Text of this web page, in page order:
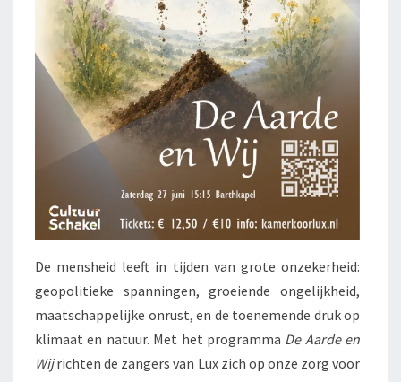
De mensheid leeft in tijden van grote onzekerheid:
geopolitieke spanningen, groeiende ongelijkheid,
maatschappelijke onrust, en de toenemende druk op
klimaat en natuur. Met het programma De Aarde en
Wijrichten de zangers van Lux zich op onze zorg voor